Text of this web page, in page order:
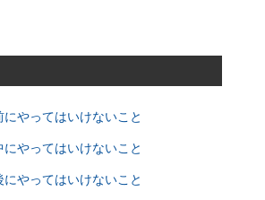
やってはいけないこと
やってはいけないこと
やってはいけないこと